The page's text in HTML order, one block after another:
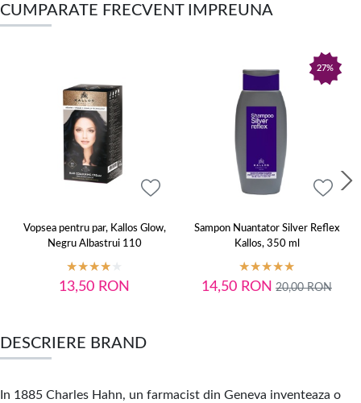
CUMPARATE FRECVENT IMPREUNA
Vopsea pentru par, Kallos Glow,
Negru Albastrui 110
13,50 RON
27%
Sampon Nuantator Silver Reflex
Kallos, 350 ml
14,50 RON 20,00RON
DESCRIERE BRAND
In 1885 Charles Hahn, un farmacist din Geneva inventeaza o